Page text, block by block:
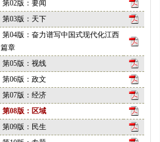
第02版：要闻
第03版：天下
第04版：奋力谱写中国式现代化江西
篇章
第05版：视线
第06版：政文
第07版：经济
第08版：区域
第09版：民生